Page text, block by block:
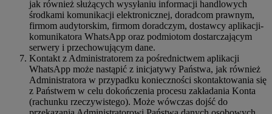
jak również służących wysyłaniu informacji handlowych
środkami komunikacji elektronicznej, doradcom prawnym,
firmom audytorskim, firmom doradczym, dostawcy aplikacji-
komunikatora WhatsApp oraz podmiotom dostarczającym
serwery i przechowującym dane.
Kontakt z Administratorem za pośrednictwem aplikacji
WhatsApp może nastąpić z inicjatywy Państwa, jak również
Administratora w przypadku konieczności skontaktowania się
z Państwem w celu dokończenia procesu zakładania Konta
(rachunku rzeczywistego). Może wówczas dojść do